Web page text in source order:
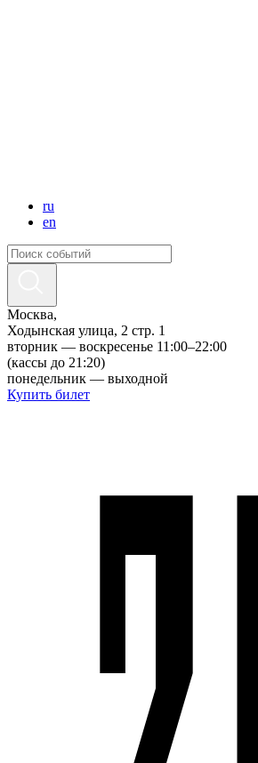
ru
en
Москва,
Ходынская улица, 2 стр. 1
вторник — воскресенье 11:00–22:00
(кассы до 21:20)
понедельник — выходной
Купить билет